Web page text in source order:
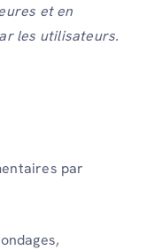
et en
les utilisateurs.
par